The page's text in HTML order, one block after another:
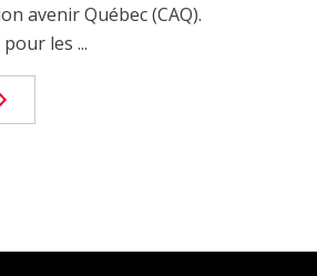
avenir Québec (CAQ).
les ...